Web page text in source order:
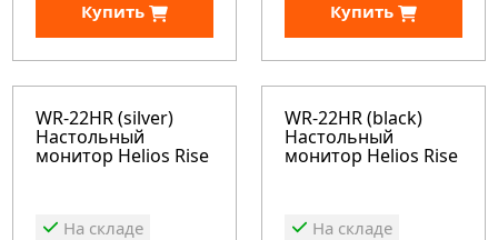
Купить Купить
WR-22HR (silver)
Настольный
монитор Helios Rise
На складе
WR-22HR (black)
Настольный
монитор Helios Rise
На складе